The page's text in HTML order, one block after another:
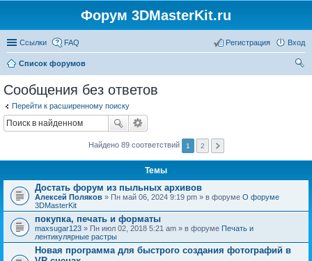
Форум 3DMasterKit.ru
Ссылки FAQ Вход
Регистрация
Список форумов
Сообщения без ответов
Перейти к расширенному поиску
Найдено 89 соответствий 1 2
Темы
Достать форум из пыльных архивов
Алексей Поляков » Пн май 06, 2024 9:19 pm » в форуме О форуме
3DMasterKit
покупка, печать и форматы
maxsugar123 » Пн июл 02, 2018 5:21 am » в форуме Печать и
лентикулярные растры
Новая программа для быстрого создания фотографий в